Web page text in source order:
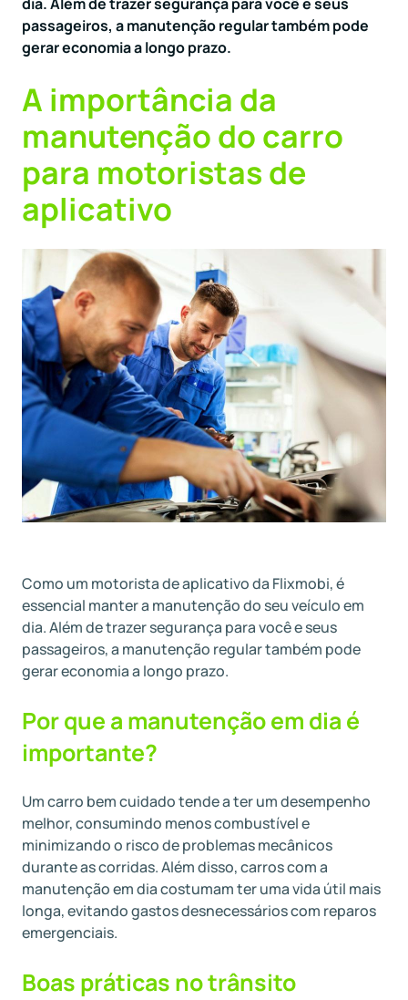
passageiros, a manutenção regular também pode
gerar economia a longo prazo.
A importância da
manutenção do carro
para motoristas de
aplicativo
Como um motorista de aplicativo da Flixmobi, é
essencial manter a manutenção do seu veículo em
dia. Além de trazer segurança para você e seus
passageiros, a manutenção regular também pode
gerar economia a longo prazo.
Por que a manutenção em dia é
importante?
Um carro bem cuidado tende a ter um desempenho
melhor, consumindo menos combustível e
minimizando o risco de problemas mecânicos
durante as corridas. Além disso, carros com a
manutenção em dia costumam ter uma vida útil mais
longa, evitando gastos desnecessários com reparos
emergenciais.
Boas práticas no trânsito